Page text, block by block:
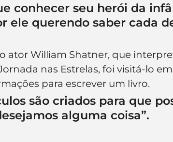
conhecer seu herói da
ele querendo saber cada
ator William Shatner, que
nas Estrelas, foi visitá-lo
para escrever um livro.
são criados para que
alguma coisa”.